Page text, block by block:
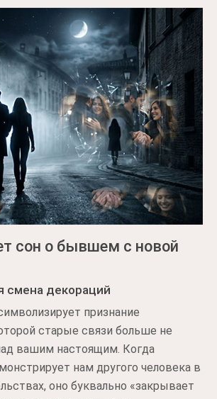
сон о бывшем с новой
смена декораций
признание
старые связи больше не
вашим настоящим. Когда
нам другого человека в
оно буквально «закрывает